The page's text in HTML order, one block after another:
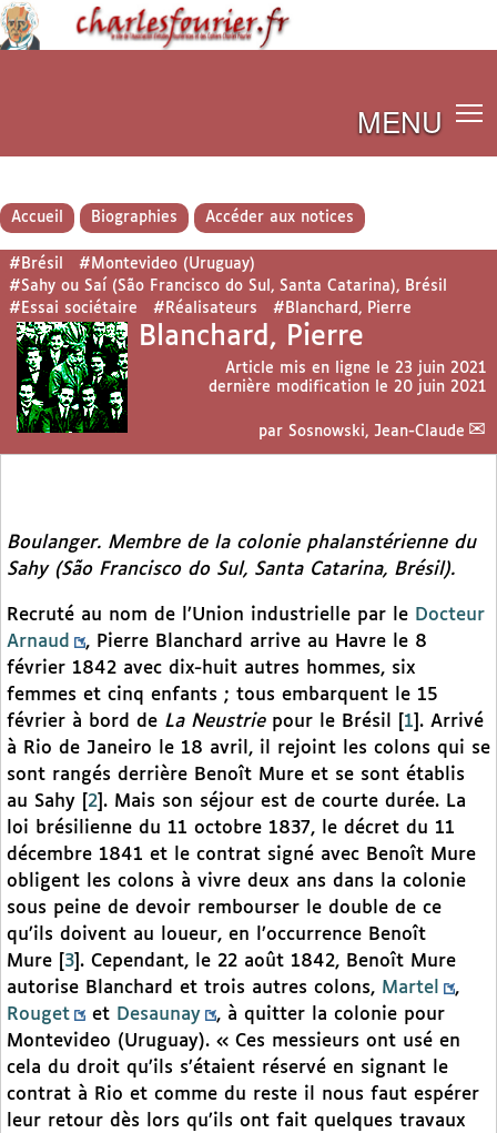
MENU
Accueil Biographies Accéder aux notices
#Brésil
#Montevideo (Uruguay)
#Sahy ou Saí (São Francisco do Sul, Santa Catarina), Brésil
#Essai sociétaire
#Réalisateurs #Blanchard, Pierre
Blanchard, Pierre
Article mis en ligne le 23 juin 2021
dernière modification le 20 juin 2021
par Sosnowski, Jean-Claude
Boulanger. Membre de la colonie phalanstérienne du
Sahy (São Francisco do Sul, Santa Catarina, Brésil).
Recruté au nom de l’Union industrielle par le Docteur
Arnaud
, Pierre Blanchard arrive au Havre le 8
février 1842 avec dix-huit autres hommes, six
femmes et cinq enfants ; tous embarquent le 15
février à bord de La Neustriepour le Brésil 1 . Arrivé
à Rio de Janeiro le 18 avril, il rejoint les colons qui se
sont rangés derrière Benoît Mure et se sont établis
au Sahy
2 . Mais son séjour est de courte durée. La
loi brésilienne du 11 octobre 1837, le décret du 11
décembre 1841 et le contrat signé avec Benoît Mure
obligent les colons à vivre deux ans dans la colonie
sous peine de devoir rembourser le double de ce
qu’ils doivent au loueur, en l’occurrence Benoît
Mure
3 . Cependant, le 22 août 1842, Benoît Mure
autorise Blanchard et trois autres colons, Martel
,
Rouget
et Desaunay
, à quitter la colonie pour
Montevideo (Uruguay). « Ces messieurs ont usé en
cela du droit qu’ils s’étaient réservé en signant le
contrat à Rio et comme du reste il nous faut espérer
leur retour dès lors qu’ils ont fait quelques travaux